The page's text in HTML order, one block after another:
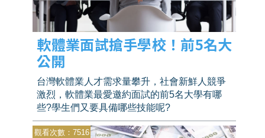
軟體業面試搶手學校！前5名大
公開
台灣軟體業人才需求量攀升，社會新鮮人競爭
激烈，軟體業最愛邀約面試的前5名大學有哪
些?學生們又要具備哪些技能呢?
觀看次數：7516